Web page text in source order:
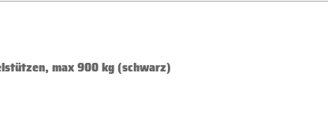
max 900 kg (schwarz)